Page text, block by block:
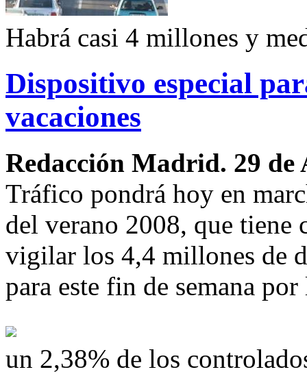
Habrá casi 4 millones y
Dispositivo especial
vacaciones
Redacción Madrid. 29 de
Tráfico pondrá hoy en
del verano 2008, que
vigilar los 4,4 millones de
para este fin de semana
un 2,38% de los